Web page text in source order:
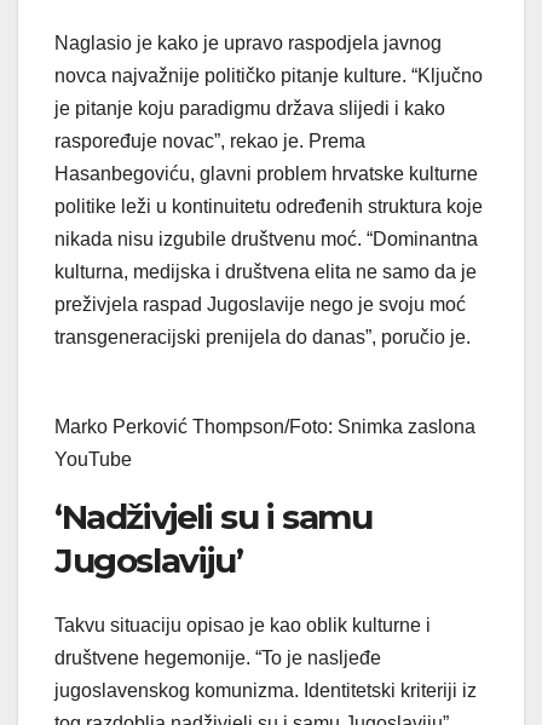
Naglasio je kako je upravo raspodjela javnog
novca najvažnije političko pitanje kulture. “Ključno
je pitanje koju paradigmu država slijedi i kako
raspoređuje novac”, rekao je. Prema
Hasanbegoviću, glavni problem hrvatske kulturne
politike leži u kontinuitetu određenih struktura koje
nikada nisu izgubile društvenu moć. “Dominantna
kulturna, medijska i društvena elita ne samo da je
preživjela raspad Jugoslavije nego je svoju moć
transgeneracijski prenijela do danas”, poručio je.
Marko Perković Thompson/Foto: Snimka zaslona
YouTube
‘Nadživjeli su i samu
Jugoslaviju’
Takvu situaciju opisao je kao oblik kulturne i
društvene hegemonije. “To je nasljeđe
jugoslavenskog komunizma. Identitetski kriteriji iz